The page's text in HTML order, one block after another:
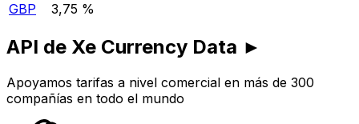
GBP
3,75 %
API de Xe Currency Data ►
Apoyamos tarifas a nivel comercial en más de 300
compañías en todo el mundo